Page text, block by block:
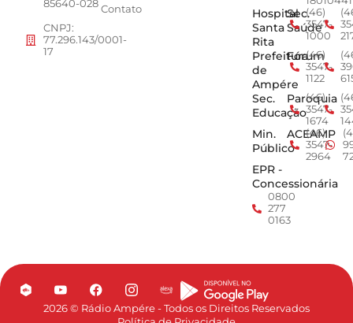
85640-028
CNPJ:
77.296.143/0001-
17
Contato
Hospital
Santa
Rita
Sec.
Saúde
(46)
3547-
1000
Prefeitura
de
Ampére
Fórum
(46)
3547-
1122
Sec.
Educação
Paroquia
(46)
3547-
1674
Min.
Público
ACEAMP
(46)
3547-
2964
EPR -
Concessionária
0800
277
0163
2026 © Rádio Ampére - Todos os Direitos Reservados